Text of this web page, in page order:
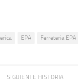
EPA Ferreteria EPA
SIGUIENTE HISTORIA